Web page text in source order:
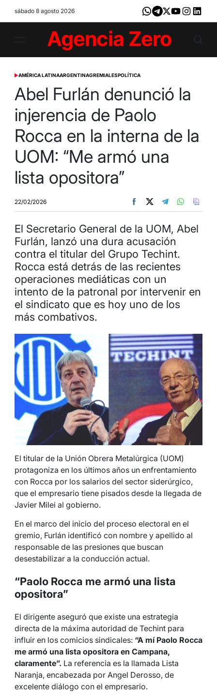
sábado 8 agosto 2026 Whatsapp
Telegram
X YoutubeInstagram
Zero
POSTED
AMÉRICA LATINAARGENTINAGREMIALESPOLÍTICA
Abel Furlán denunció la
injerencia de Paolo
Rocca en la interna de la
UOM: “Me armó una
lista opositora”
22/02/2026
El Secretario General de la UOM, Abel
Furlán, lanzó una dura acusación
contra el titular del Grupo Techint.
Rocca está detrás de las recientes
operaciones mediáticas con un
intento de la patronal por intervenir en
el sindicato que es hoy uno de los
más combativos.
El titular de la Unión Obrera Metalúrgica (UOM)
protagoniza en los últimos años un enfrentamiento
con Rocca por los salarios del sector siderúrgico,
que el empresario tiene pisados desde la llegada de
Javier Milei al gobierno.
En el marco del inicio del proceso electoral en el
gremio, Furlán identificó con nombre y apellido al
responsable de las presiones que buscan
desestabilizar a la conducción actual.
“Paolo Rocca me armó una lista
opositora”
El dirigente aseguró que existe una estrategia
directa de la máxima autoridad de Techint para
influir en los comicios sindicales: “A mí Paolo Rocca
me armó una lista opositora en Campana,
claramente”. La referencia es la llamada Lista
Naranja, encabezada por Angel Derosso, de
excelente diálogo con el empresario.